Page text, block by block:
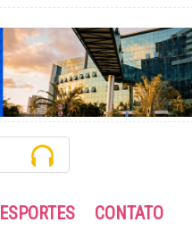
ESPORTES CONTATO